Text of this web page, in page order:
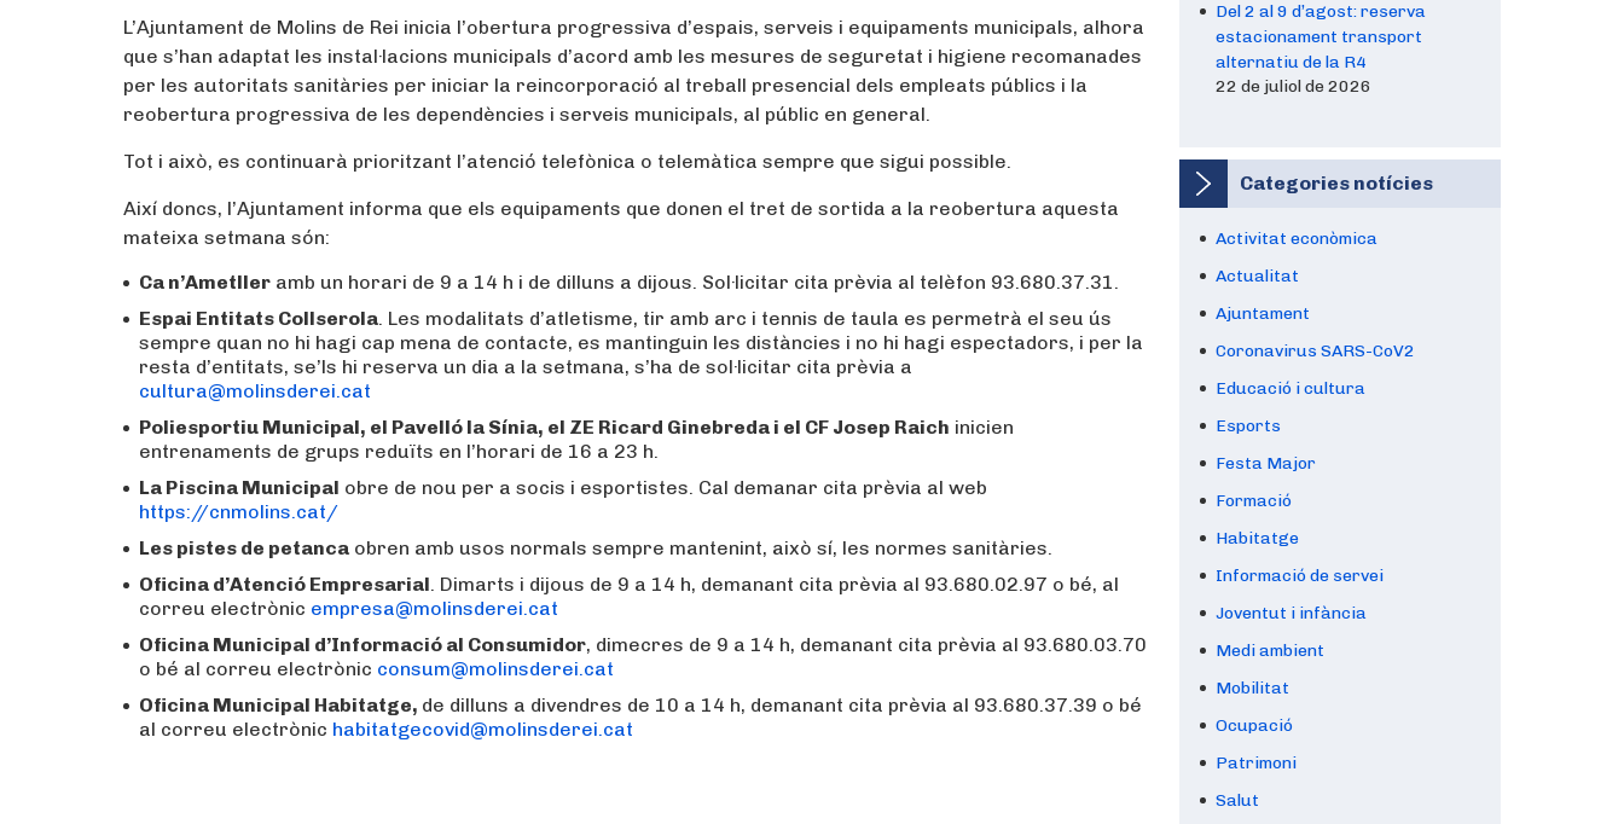
L’Ajuntament de Molins de Rei inicia l’obertura progressiva d’espais, serveis i equipaments municipals, alhora
que s’han adaptat les instal·lacions municipals d’acord amb les mesures de seguretat i higiene recomanades
per les autoritats sanitàries per iniciar la reincorporació al treball presencial dels empleats públics i la
reobertura progressiva de les dependències i serveis municipals, al públic en general.
Tot i això, es continuarà prioritzant l’atenció telefònica o telemàtica sempre que sigui possible.
Així doncs, l’Ajuntament informa que els equipaments que donen el tret de sortida a la reobertura aquesta
mateixa setmana són:
Ca n’Ametller amb un horari de 9 a 14 h i de dilluns a dijous. Sol·licitar cita prèvia al telèfon 93.680.37.31.
Espai Entitats Collserola. Les modalitats d’atletisme, tir amb arc i tennis de taula es permetrà el seu ús
sempre quan no hi hagi cap mena de contacte, es mantinguin les distàncies i no hi hagi espectadors, i per la
resta d’entitats, se’ls hi reserva un dia a la setmana, s’ha de sol·licitar cita prèvia a
cultura@molinsderei.cat
Poliesportiu Municipal, el Pavelló la Sínia, el ZE Ricard Ginebreda i el CF Josep Raich inicien
entrenaments de grups reduïts en l’horari de 16 a 23 h.
La Piscina Municipal obre de nou per a socis i esportistes. Cal demanar cita prèvia al web
https://cnmolins.cat/
Les pistes de petanca obren amb usos normals sempre mantenint, això sí, les normes sanitàries.
Oficina d’Atenció Empresarial. Dimarts i dijous de 9 a 14 h, demanant cita prèvia al 93.680.02.97 o bé, al
correu electrònic empresa@molinsderei.cat
Oficina Municipal d’Informació al Consumidor, dimecres de 9 a 14 h, demanant cita prèvia al 93.680.03.70
o bé al correu electrònic consum@molinsderei.cat
Oficina Municipal Habitatge, de dilluns a divendres de 10 a 14 h, demanant cita prèvia al 93.680.37.39 o bé
al correu electrònic habitatgecovid@molinsderei.cat
Del 2 al 9 d’agost: reserva
estacionament transport
alternatiu de la R4
22 de juliol de 2026
Categories notícies
Activitat econòmica
Actualitat
Ajuntament
Coronavirus SARS-CoV2
Educació i cultura
Esports
Festa Major
Formació
Habitatge
Informació de servei
Joventut i infància
Medi ambient
Mobilitat
Ocupació
Patrimoni
Salut